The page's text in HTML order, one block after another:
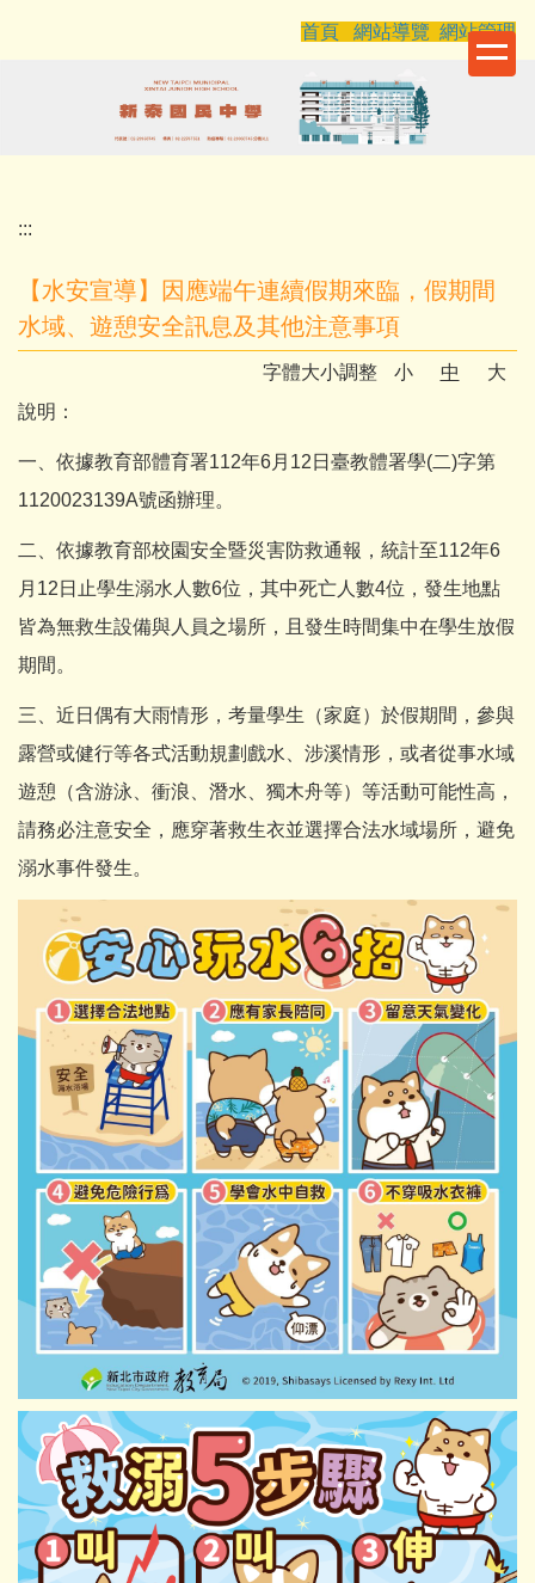
首頁 網站導覽 網站管理
:::
【水安宣導】因應端午連續假期來臨，假期間
水域、遊憩安全訊息及其他注意事項
字體大小調整 小 中
大
說明：
一、依據教育部體育署112年6月12日臺教體署學(二)字第
1120023139A號函辦理。
二、依據教育部校園安全暨災害防救通報，統計至112年6
月12日止學生溺水人數6位，其中死亡人數4位，發生地點
皆為無救生設備與人員之場所，且發生時間集中在學生放假
期間。
三、近日偶有大雨情形，考量學生（家庭）於假期間，參與
露營或健行等各式活動規劃戲水、涉溪情形，或者從事水域
遊憩（含游泳、衝浪、潛水、獨木舟等）等活動可能性高，
請務必注意安全，應穿著救生衣並選擇合法水域場所，避免
溺水事件發生。